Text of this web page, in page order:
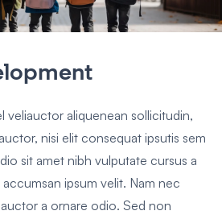
veliauctor aliquenean sollicitudin,
nisi elit consequat ipsutis sem
sit amet nibh vulputate cursus a
ipsum velit. Nam nec
a ornare odio. Sed non